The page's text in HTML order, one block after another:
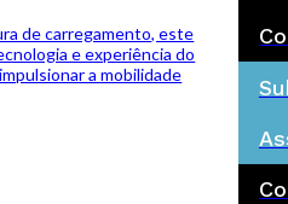
de carregamento, este
e experiência do
a mobilidade